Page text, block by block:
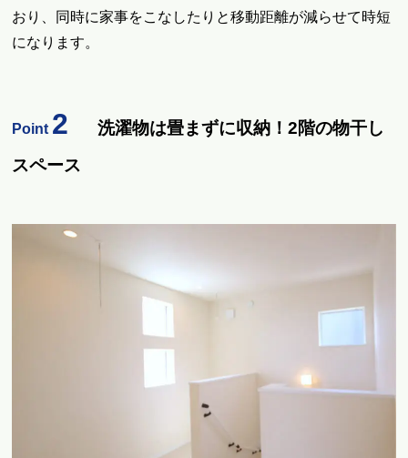
おり、同時に家事をこなしたりと移動距離が減らせて時短
になります。
Point 2洗濯物は畳まずに収納！2階の物干し
スペース